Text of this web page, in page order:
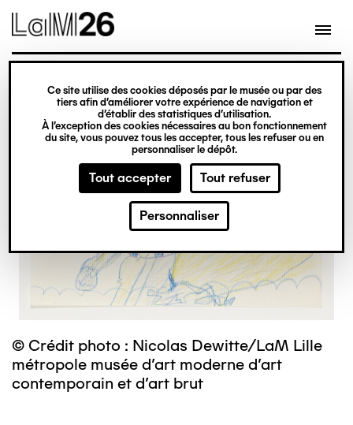
Gestion des cookies
Ce site utilise des cookies déposés par le musée ou par des
tiers afin d’améliorer votre expérience de navigation et
d’établir des statistiques d’utilisation.
À l’exception des cookies nécessaires au bon fonctionnement
du site, vous pouvez tous les accepter, tous les refuser ou en
personnaliser le dépôt.
Tout accepter Tout refuser
Personnaliser
contenu
© Crédit photo : Nicolas Dewitte/LaM Lille
métropole musée d’art moderne d’art
contemporain et d’art brut